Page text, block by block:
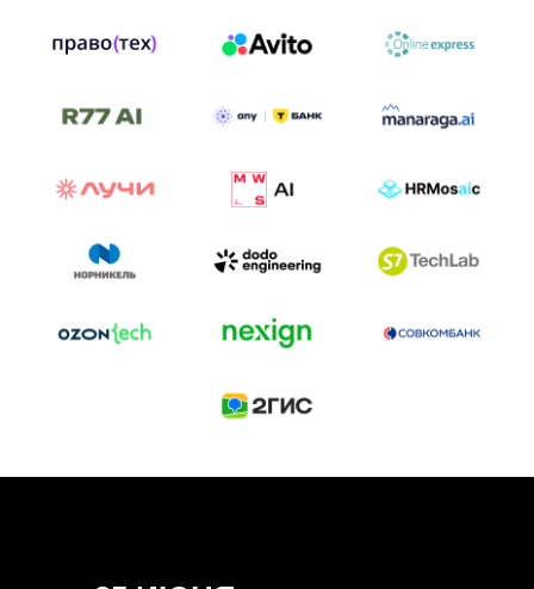
к построению бизнеса и созданию технологий под
И БИТВА АГЕНТОВ